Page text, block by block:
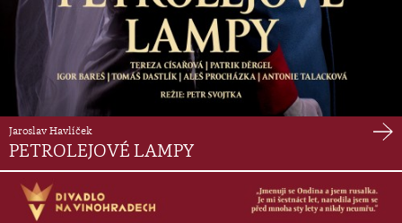
Jaroslav Havlíček
PETROLEJOVÉ LAMPY